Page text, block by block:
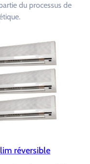
du processus de
réversible